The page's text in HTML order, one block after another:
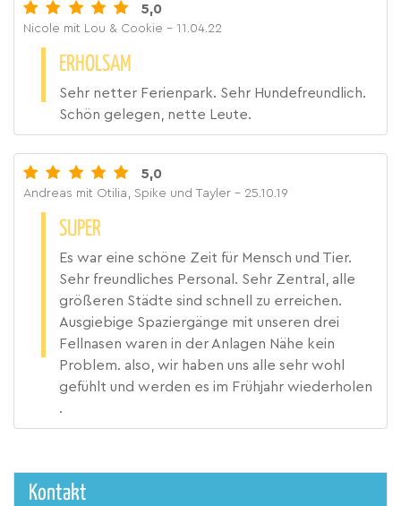
5,0
Nicole mit Lou & Cookie - 11.04.22
ERHOLSAM
Sehr netter Ferienpark. Sehr Hundefreundlich.
Schön gelegen, nette Leute.
5,0
Andreas mit Otilia, Spike und Tayler - 25.10.19
SUPER
Es war eine schöne Zeit für Mensch und Tier.
Sehr freundliches Personal. Sehr Zentral, alle
größeren Städte sind schnell zu erreichen.
Ausgiebige Spaziergänge mit unseren drei
Fellnasen waren in der Anlagen Nähe kein
Problem. also, wir haben uns alle sehr wohl
gefühlt und werden es im Frühjahr wiederholen
.
Kontakt